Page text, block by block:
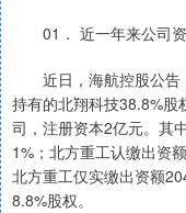
01． 近一年来公司资
近日，海航控股公告
持有的北翔科技38.8%股
司，注册资本2亿元。其
1%；北方重工认缴出资
北方重工仅实缴出资额
8.8%股权。